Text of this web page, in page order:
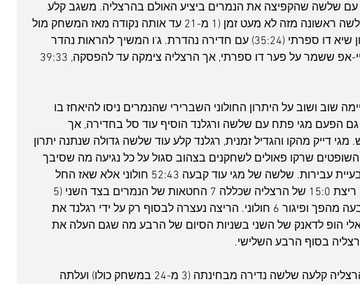
6 posts
2 posts
שלשה שהקפיצה את הנמרים ביציע האולם בהרצליה. משגב קלע
אחת מהקו, ג'ונסון קלע שלשה ראשונה מזה לא מעט זמן (1 מ-21 עד אותה נקודה מאז המשחק מול
ירושלים), רגלנד קבע יתרון שיא דו ספרתי (35:24) עם חדירה נהדרת. ג'ו המשיך להראות נהדר
שוב ושוב על היתרון החולוני השברירי שהנמרים ניסו להיאחז בו
גם הפעם מגי פתח עם שלשה ורגלנד הוסיף עוד סל בחדירה, אך
צימקה ל-4 הפרש. מגי דייק מהקו והגדיל זמנית, רגלנד קלע עוד שלשה גדולה שנתנה יתרון
השופטים שרקו פאולים לשחקנים בצהוב סגול על כל נגיעה מה שסיבך
את קייזר, ג'ונסון ודלטון בבעיית עבירות. שלשה של מגי עוד קבעה 52:43 חולוני אלא שאז החל
החטאות מחוץ לקשת), קבעה מהפך ופיגור 6 חולוני. הריצה נעצרה לבסוף רק על ידי רגלנד את
הופ לדאנק של השני בשניות הסיום של הרבע מה שגם העלה את
בפתיחת הרבע האחרון הרצליה קלעה שלשה נדירה מבחינתה (3 מ-24 במשחק כולו) ועלתה